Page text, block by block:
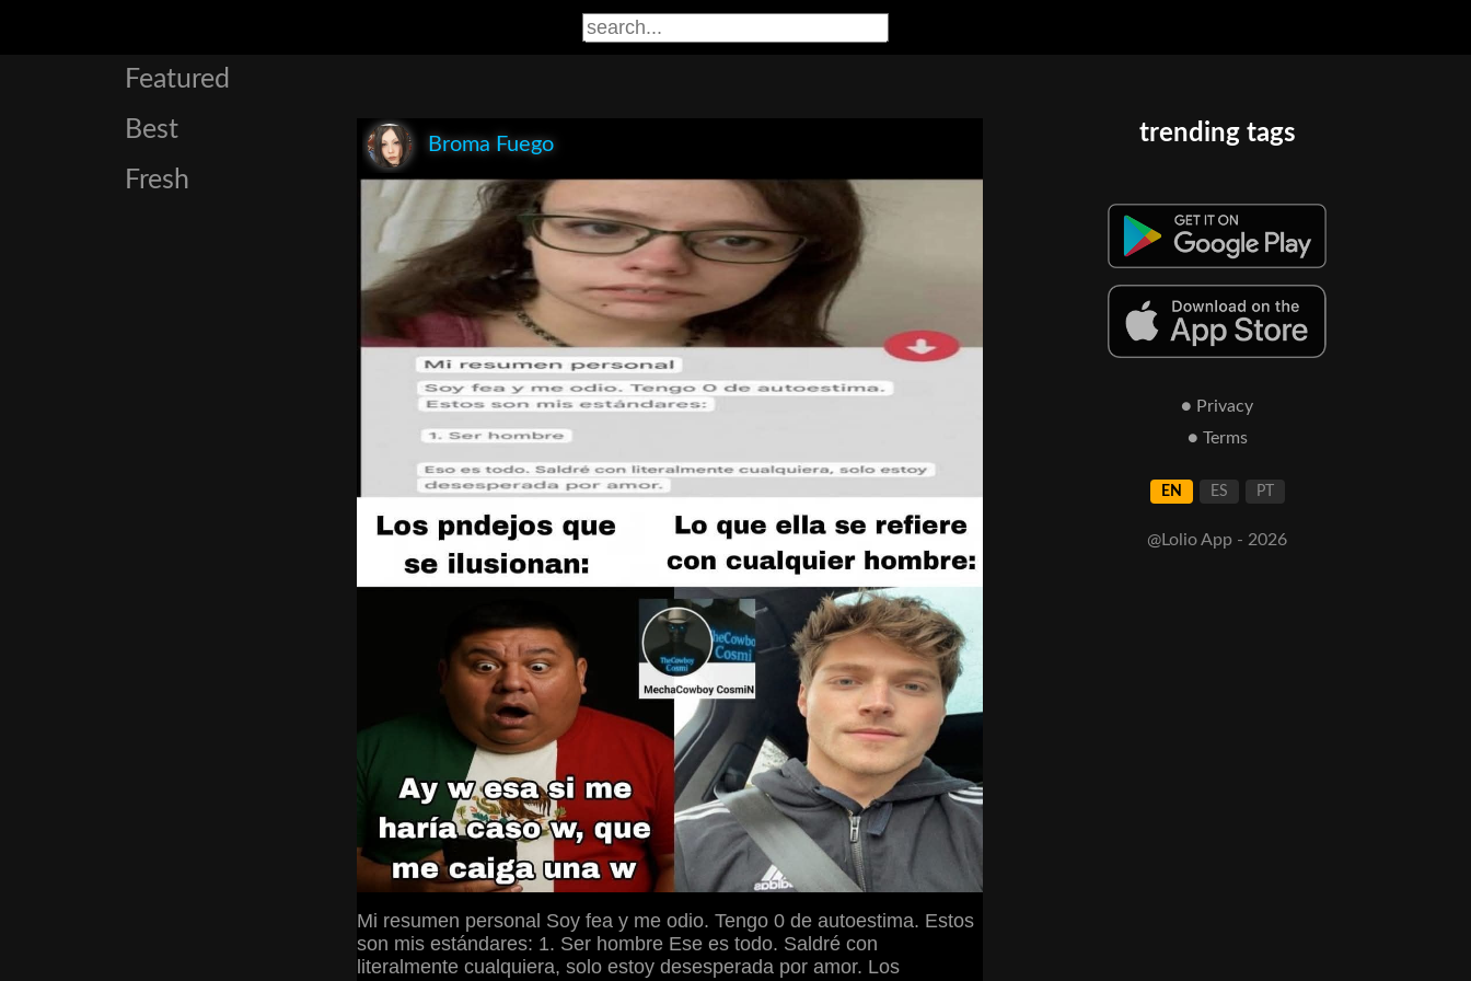
Featured
Best
Fresh
Broma Fuego
Mi resumen personal Soy fea y me odio. Tengo 0 de autoestima. Estos
son mis estándares: 1. Ser hombre Ese es todo. Saldré con
literalmente cualquiera, solo estoy desesperada por amor. Los
trending tags
● Privacy
● Terms
EN ES PT
@Lolio App - 2026